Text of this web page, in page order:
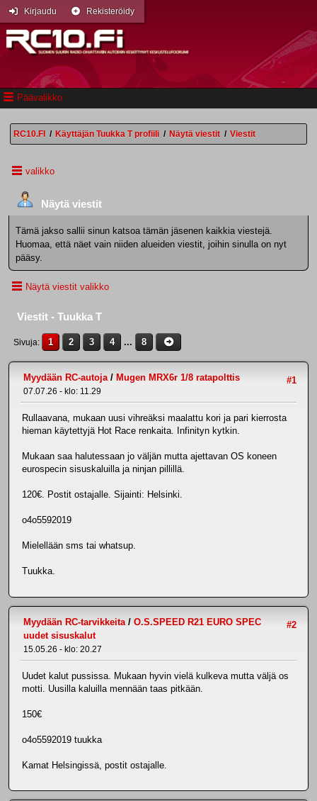
Päävalikko
Kirjaudu Rekisteröidy
RC10.FI / Käyttäjän Tuukka T profiili / Näytä viestit / Viestit
valikko
Näytä viestit
Tämä jakso sallii sinun katsoa tämän jäsenen kaikkia viestejä.
Huomaa, että näet vain niiden alueiden viestit, joihin sinulla on nyt
pääsy.
Näytä viestit valikko
Viestit - Tuukka T
Sivuja 1 2 3 4 ... 8
#1
Myydään RC-autoja/ Mugen MRX6r 1/8 ratapolttis
07.07.26 - klo: 11.29
Rullaavana, mukaan uusi vihreäksi maalattu kori ja pari kierrosta
hieman käytettyjä Hot Race renkaita. Infinityn kytkin.
Mukaan saa halutessaan jo väljän mutta ajettavan OS koneen
eurospecin sisuskaluilla ja ninjan pillillä.
120€. Postit ostajalle. Sijainti: Helsinki.
o4o5592019
Mielellään sms tai whatsup.
Tuukka.
#2
Myydään RC-tarvikkeita / O.S.SPEED R21 EURO SPEC
uudet sisuskalut
15.05.26 - klo: 20.27
Uudet kalut pussissa. Mukaan hyvin vielä kulkeva mutta väljä os
motti. Uusilla kaluilla mennään taas pitkään.
150€
o4o5592019 tuukka
Kamat Helsingissä, postit ostajalle.